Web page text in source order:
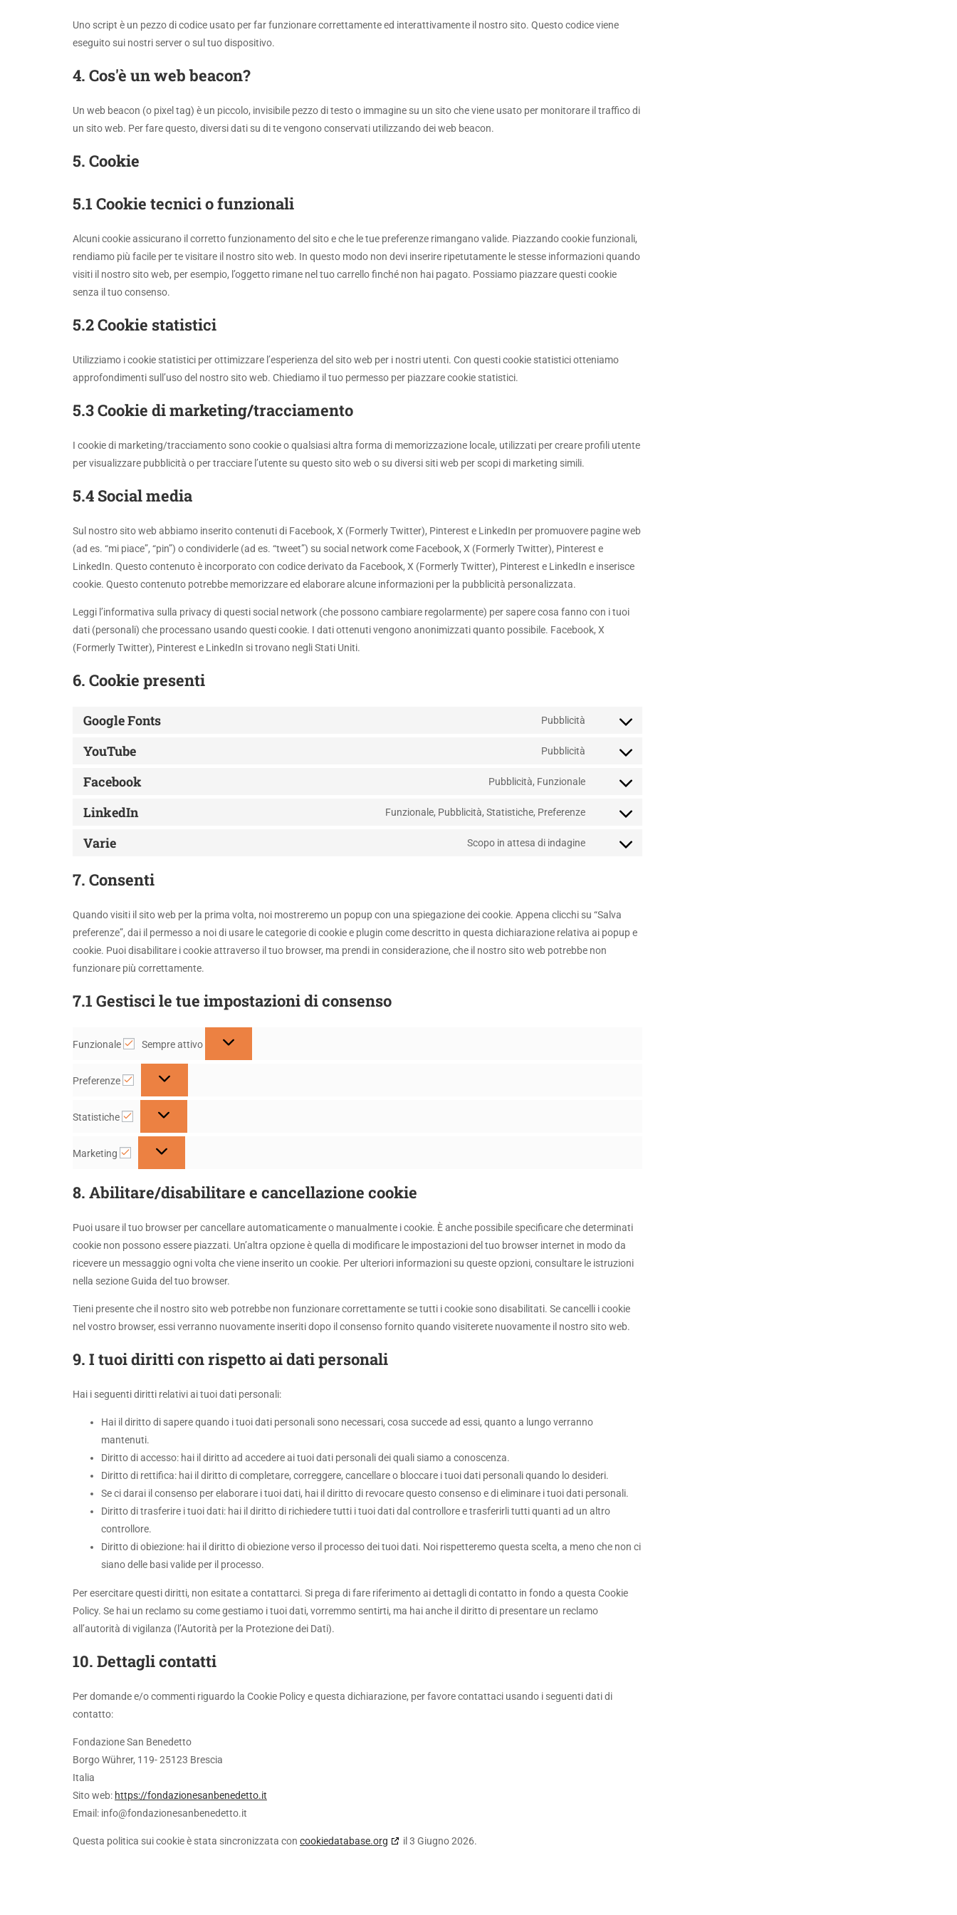
Uno script è un pezzo di codice usato per far funzionare correttamente ed interattivamente il nostro sito. Questo codice viene
eseguito sui nostri server o sul tuo dispositivo.
4. Cos'è un web beacon?
Un web beacon (o pixel tag) è un piccolo, invisibile pezzo di testo o immagine su un sito che viene usato per monitorare il traffico di
un sito web. Per fare questo, diversi dati su di te vengono conservati utilizzando dei web beacon.
5. Cookie
5.1 Cookie tecnici o funzionali
Alcuni cookie assicurano il corretto funzionamento del sito e che le tue preferenze rimangano valide. Piazzando cookie funzionali,
rendiamo più facile per te visitare il nostro sito web. In questo modo non devi inserire ripetutamente le stesse informazioni quando
visiti il nostro sito web, per esempio, l’oggetto rimane nel tuo carrello finché non hai pagato. Possiamo piazzare questi cookie
senza il tuo consenso.
5.2 Cookie statistici
Utilizziamo i cookie statistici per ottimizzare l’esperienza del sito web per i nostri utenti. Con questi cookie statistici otteniamo
approfondimenti sull’uso del nostro sito web. Chiediamo il tuo permesso per piazzare cookie statistici.
5.3 Cookie di marketing/tracciamento
I cookie di marketing/tracciamento sono cookie o qualsiasi altra forma di memorizzazione locale, utilizzati per creare profili utente
per visualizzare pubblicità o per tracciare l’utente su questo sito web o su diversi siti web per scopi di marketing simili.
5.4 Social media
Sul nostro sito web abbiamo inserito contenuti di Facebook, X (Formerly Twitter), Pinterest e LinkedIn per promuovere pagine web
(ad es. “mi piace”, “pin”) o condividerle (ad es. “tweet”) su social network come Facebook, X (Formerly Twitter), Pinterest e
LinkedIn. Questo contenuto è incorporato con codice derivato da Facebook, X (Formerly Twitter), Pinterest e LinkedIn e inserisce
cookie. Questo contenuto potrebbe memorizzare ed elaborare alcune informazioni per la pubblicità personalizzata.
Leggi l’informativa sulla privacy di questi social network (che possono cambiare regolarmente) per sapere cosa fanno con i tuoi
dati (personali) che processano usando questi cookie. I dati ottenuti vengono anonimizzati quanto possibile. Facebook, X
(Formerly Twitter), Pinterest e LinkedIn si trovano negli Stati Uniti.
6. Cookie presenti
Google Fonts Pubblicità
Consent
google-
YouTube Pubblicità
Consent
youtube
Facebook Pubblicità, Funzionale
Consent
facebook
LinkedIn Funzionale, Pubblicità, Statistiche, Preferenze
Consent
Varie Scopo in attesa di indagine
Consent
7. Consenti
Quando visiti il sito web per la prima volta, noi mostreremo un popup con una spiegazione dei cookie. Appena clicchi su “Salva
preferenze”, dai il permesso a noi di usare le categorie di cookie e plugin come descritto in questa dichiarazione relativa ai popup e
cookie. Puoi disabilitare i cookie attraverso il tuo browser, ma prendi in considerazione, che il nostro sito web potrebbe non
funzionare più correttamente.
7.1 Gestisci le tue impostazioni di consenso
Funzionale
Funzionale
Sempre attivo
Preferenze
Statistiche
Marketing
8. Abilitare/disabilitare e cancellazione cookie
Puoi usare il tuo browser per cancellare automaticamente o manualmente i cookie. È anche possibile specificare che determinati
cookie non possono essere piazzati. Un’altra opzione è quella di modificare le impostazioni del tuo browser internet in modo da
ricevere un messaggio ogni volta che viene inserito un cookie. Per ulteriori informazioni su queste opzioni, consultare le istruzioni
nella sezione Guida del tuo browser.
Tieni presente che il nostro sito web potrebbe non funzionare correttamente se tutti i cookie sono disabilitati. Se cancelli i cookie
nel vostro browser, essi verranno nuovamente inseriti dopo il consenso fornito quando visiterete nuovamente il nostro sito web.
9. I tuoi diritti con rispetto ai dati personali
Hai i seguenti diritti relativi ai tuoi dati personali:
Hai il diritto di sapere quando i tuoi dati personali sono necessari, cosa succede ad essi, quanto a lungo verranno
mantenuti.
Diritto di accesso: hai il diritto ad accedere ai tuoi dati personali dei quali siamo a conoscenza.
Diritto di rettifica: hai il diritto di completare, correggere, cancellare o bloccare i tuoi dati personali quando lo desideri.
Se ci darai il consenso per elaborare i tuoi dati, hai il diritto di revocare questo consenso e di eliminare i tuoi dati personali.
Diritto di trasferire i tuoi dati: hai il diritto di richiedere tutti i tuoi dati dal controllore e trasferirli tutti quanti ad un altro
controllore.
Diritto di obiezione: hai il diritto di obiezione verso il processo dei tuoi dati. Noi rispetteremo questa scelta, a meno che non ci
siano delle basi valide per il processo.
Per esercitare questi diritti, non esitate a contattarci. Si prega di fare riferimento ai dettagli di contatto in fondo a questa Cookie
Policy. Se hai un reclamo su come gestiamo i tuoi dati, vorremmo sentirti, ma hai anche il diritto di presentare un reclamo
all’autorità di vigilanza (l’Autorità per la Protezione dei Dati).
10. Dettagli contatti
Per domande e/o commenti riguardo la Cookie Policy e questa dichiarazione, per favore contattaci usando i seguenti dati di
contatto:
Fondazione San Benedetto
Borgo Wührer, 119- 25123 Brescia
Italia
Sito web: https://fondazionesanbenedetto.it
Email: info@fondazionesanbenedetto.it
Questa politica sui cookie è stata sincronizzata con cookiedatabase.org il 3 Giugno 2026.